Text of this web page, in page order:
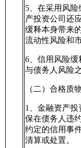
5、在采用风
产投资公司还
缓释本身带来
流动性风险和
6、信用风险缓
与债务人风险
（二）合格质
1、金融资产
保在债务人违
约定的信用事
清算或处置。